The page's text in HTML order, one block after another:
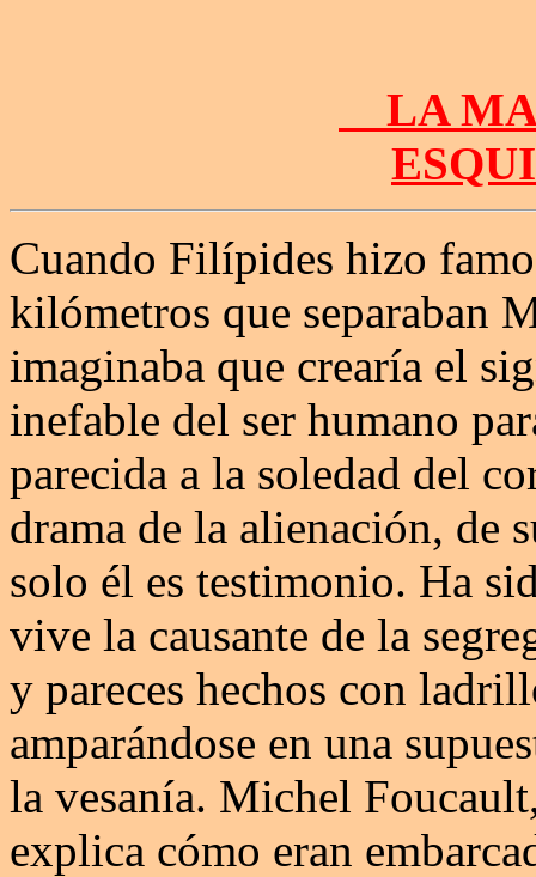
LA
Cuando Filípides hizo
kilómetros que separaban
imaginaba que crearía el
inefable del ser humano
parecida a la soledad del
drama de la alienación, de
solo él es testimonio. Ha
vive la causante de la
y pareces hechos con
amparándose en una
la vesanía. Michel
explica cómo eran